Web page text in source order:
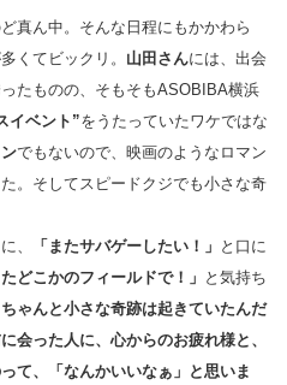
真ん中。そんな日程にもかかわら
くてビックリ。 山田さんには、出会
たものの、そもそもASOBIBA横浜
イベント”をうたっていたワケではな
でもないので、映画のようなロマン
。そしてスピードクジでも小さな奇
、
「またサバゲーしたい！」 と口に
どこかのフィールドで！」 と気持ち
ちゃんと小さな奇跡は起きていたんだ
会った人に、心からのお疲れ様と、
て、「なんかいいなぁ」と思いま